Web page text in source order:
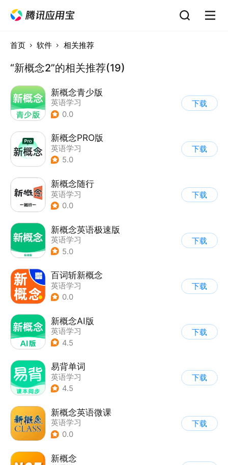
首页 软件 相关推荐
“新概念2”的相关推荐(19)
新概念青少版
英语学习
0.0
下载
新概念PRO版
英语学习
5.0
下载
新概念随行
英语学习
0.0
下载
新概念英语极速版
英语学习
5.0
下载
百词斩新概念
英语学习
0.0
下载
新概念AI版
英语学习
4.5
下载
易背单词
英语学习
4.5
下载
新概念英语微课
英语学习
0.0
下载
新概念